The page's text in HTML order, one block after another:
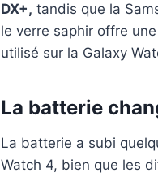
DX+, tandis que la
le verre saphir offre
utilisé sur la Galaxy
La batterie
La batterie a subi
Watch 4, bien que les